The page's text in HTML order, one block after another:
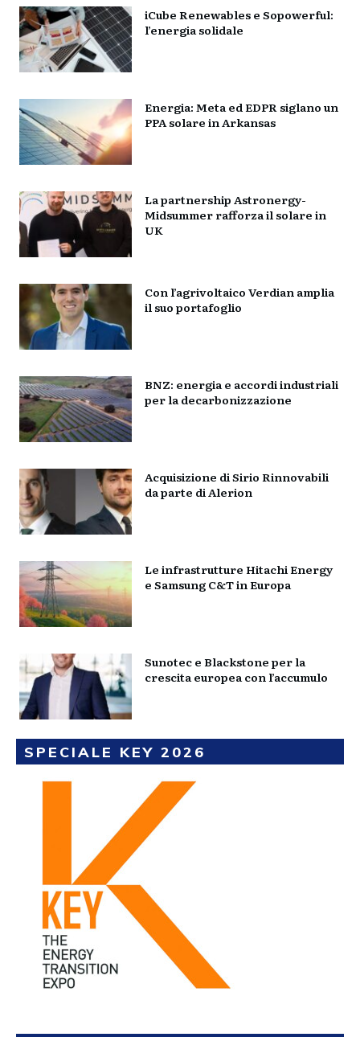
iCube Renewables e Sopowerful:
l’energia solidale
Energia: Meta ed EDPR siglano un
PPA solare in Arkansas
La partnership Astronergy-
Midsummer rafforza il solare in
UK
Con l’agrivoltaico Verdian amplia
il suo portafoglio
BNZ: energia e accordi industriali
per la decarbonizzazione
Acquisizione di Sirio Rinnovabili
da parte di Alerion
Le infrastrutture Hitachi Energy
e Samsung C&T in Europa
Sunotec e Blackstone per la
crescita europea con l’accumulo
SPECIALE KEY 2026